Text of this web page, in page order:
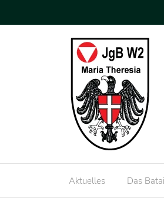
Aktuelles Das